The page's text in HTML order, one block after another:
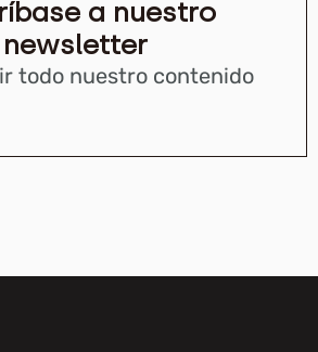
a nuestro
newsletter
todo nuestro contenido